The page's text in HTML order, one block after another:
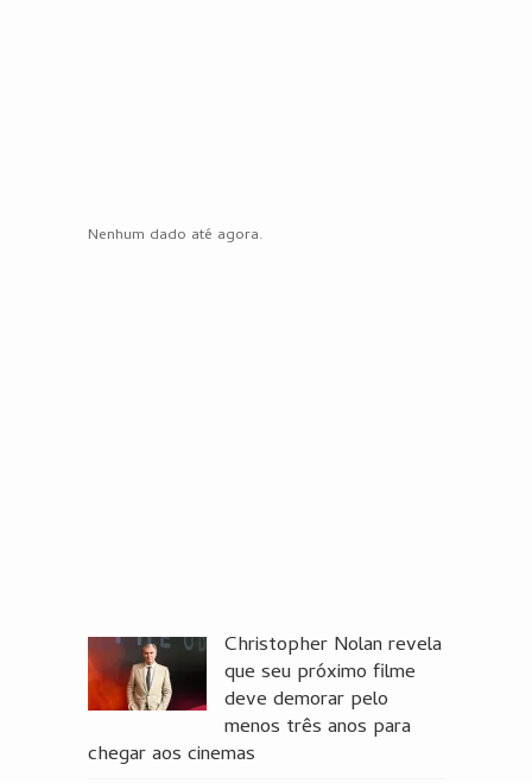
Nenhum dado até agora.
Christopher Nolan revela
que seu próximo filme
deve demorar pelo
menos três anos para
chegar aos cinemas